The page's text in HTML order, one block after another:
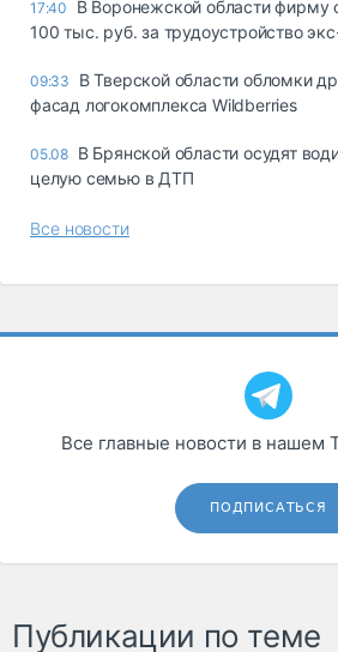
17:40
В Воронежской области фирму
100 тыс. руб. за трудоустройство
09:33
В Тверской области обломки
фасад логокомплекса Wildberries
05.08 В Брянской области осудят
целую семью в ДТП
Все новости
Все главные новости в нашем
ПОДПИСАТЬСЯ
Публикации по теме